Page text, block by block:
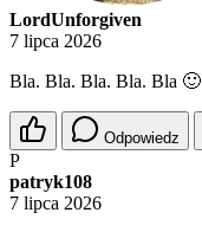
LordUnforgiven
7 lipca 2026
Bla. Bla. Bla. Bla. Bla 🙂
Odpowiedz
P
patryk108
7 lipca 2026